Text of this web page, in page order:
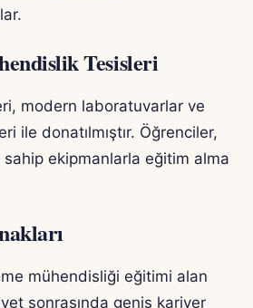
Tesisleri
modern laboratuvarlar ve
ile donatılmıştır. Öğrenciler,
ekipmanlarla eğitim alma
mühendisliği eğitimi alan
sonrasında geniş kariyer